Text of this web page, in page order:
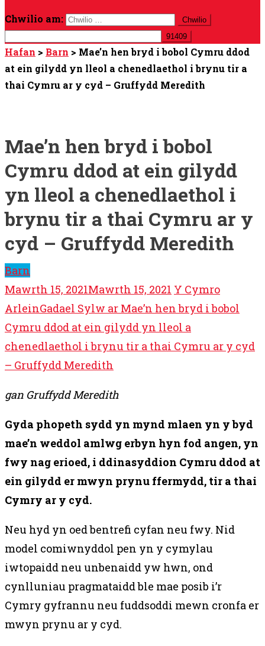
Chwilio am:
Hafan > Barn > Mae’n hen bryd i bobol Cymru ddod
at ein gilydd yn lleol a chenedlaethol i brynu tir a
thai Cymru ar y cyd – Gruffydd Meredith
Mae’n hen bryd i bobol
Cymru ddod at ein gilydd
yn lleol a chenedlaethol i
brynu tir a thai Cymru ar y
cyd – Gruffydd Meredith
Barn
Mawrth 15, 2021Mawrth 15, 2021 Y Cymro
ArleinGadael Sylw ar Mae’n hen bryd i bobol
Cymru ddod at ein gilydd yn lleol a
chenedlaethol i brynu tir a thai Cymru ar y cyd
– Gruffydd Meredith
gan Gruffydd Meredith
Gyda phopeth sydd yn mynd mlaen yn y byd
mae’n weddol amlwg erbyn hyn fod angen, yn
fwy nag erioed, i ddinasyddion Cymru ddod at
ein gilydd er mwyn prynu ffermydd, tir a thai
Cymry ar y cyd.
Neu hyd yn oed bentrefi cyfan neu fwy. Nid
model comiwnyddol pen yn y cymylau
iwtopaidd neu unbenaidd yw hwn, ond
cynlluniau pragmataidd ble mae posib i’r
Cymry gyfrannu neu fuddsoddi mewn cronfa er
mwyn prynu ar y cyd.